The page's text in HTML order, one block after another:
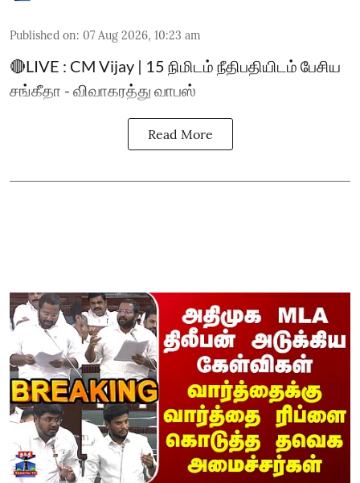
Published on: 07 Aug 2026, 10:23 am
🔴LIVE : CM Vijay | 15 நிமிடம் நீதிபதியிடம் பேசிய
சங்கீதா - விவாகரத்து வாபஸ்
Read More